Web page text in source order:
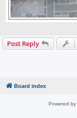
Post Reply
Board index
Powered by